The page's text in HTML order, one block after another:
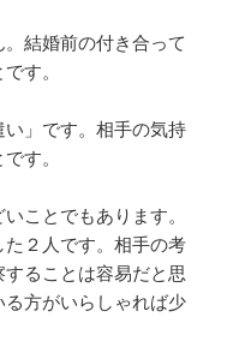
結婚前の付き合って
す。
」です。相手の気持
す。
ことでもあります。
た２人です。相手の考
ることは容易だと思
方がいらしゃれば少